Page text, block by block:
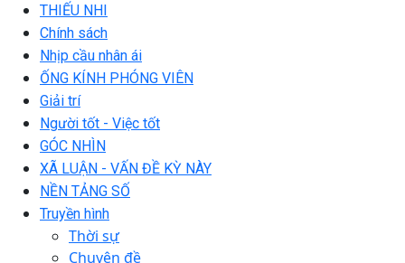
THIẾU NHI
Chính sách
Nhịp cầu nhân ái
ỐNG KÍNH PHÓNG VIÊN
Giải trí
Người tốt - Việc tốt
GÓC NHÌN
XÃ LUẬN - VẤN ĐỀ KỲ NÀY
NỀN TẢNG SỐ
Truyền hình
Thời sự
Chuyên đề